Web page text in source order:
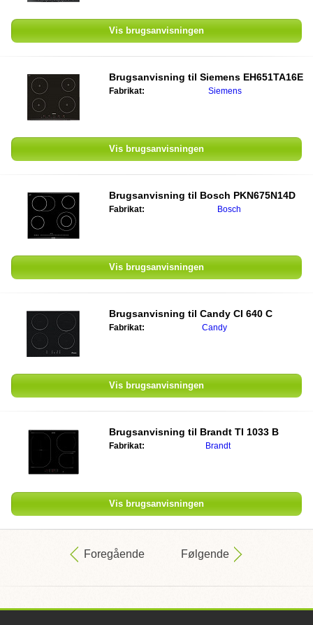
Vis brugsanvisningen
Brugsanvisning til Siemens EH651TA16E
Fabrikat: Siemens
Vis brugsanvisningen
Brugsanvisning til Bosch PKN675N14D
Fabrikat: Bosch
Vis brugsanvisningen
Brugsanvisning til Candy CI 640 C
Fabrikat: Candy
Vis brugsanvisningen
Brugsanvisning til Brandt TI 1033 B
Fabrikat: Brandt
Vis brugsanvisningen
Foregående Følgende